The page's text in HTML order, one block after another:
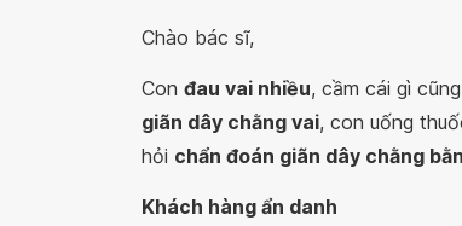
Chào bác sĩ,
Con đau vai nhiều, cầm cái gì
giãn dây chằng vai, con uống
hỏi chẩn đoán giãn dây chằng
Khách hàng ẩn danh